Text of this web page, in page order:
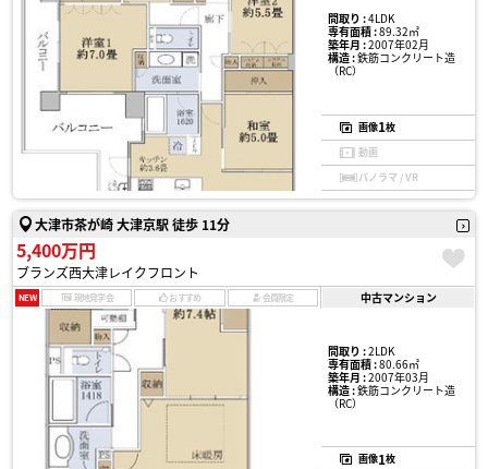
間取り :4LDK
専有面積 :89.32㎡
築年月 :2007年02月
構造 :鉄筋コンクリート造
（RC）
画像1枚
動画
パノラマ / VR
大津市茶が崎 大津京駅 徒歩 11分
5,400万円
ブランズ西大津レイクフロント
NEW 現地見学会 おすすめ 会員限定 中古マンション
間取り :2LDK
専有面積 :80.66㎡
築年月 :2007年03月
構造 :鉄筋コンクリート造
（RC）
画像1枚